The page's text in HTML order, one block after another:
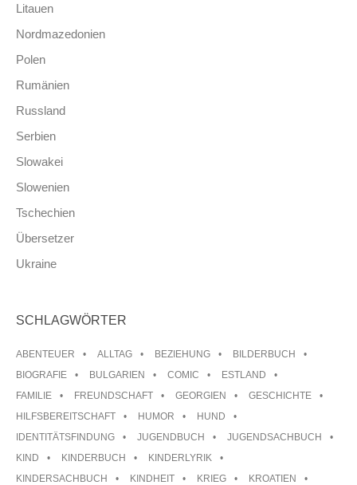
Litauen
Nordmazedonien
Polen
Rumänien
Russland
Serbien
Slowakei
Slowenien
Tschechien
Übersetzer
Ukraine
SCHLAGWÖRTER
ABENTEUER ALLTAG BEZIEHUNG
BILDERBUCH
BIOGRAFIE
BULGARIEN COMIC
ESTLAND
FAMILIE
FREUNDSCHAFT GEORGIEN
GESCHICHTE
HILFSBEREITSCHAFT
HUMOR
HUND
IDENTITÄTSFINDUNG
JUGENDBUCH
JUGENDSACHBUCH
KIND
KINDERBUCH
KINDERLYRIK
KINDERSACHBUCH
KINDHEIT KRIEG
KROATIEN